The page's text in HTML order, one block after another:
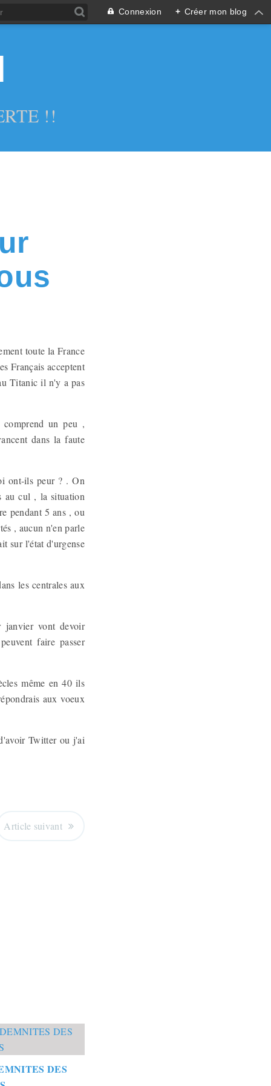
Connexion + Créer mon blog
!!
toute la France
Français acceptent
Titanic il n'y a pas
un peu ,
dans la faute
ont-ils peur ? . On
au cul , la situation
pendant 5 ans , ou
, aucun n'en parle
sur l'état d'urgense
les centrales aux
janvier vont devoir
faire passer
même en 40 ils
aux voeux
Twitter ou j'ai
Article suivant
DES